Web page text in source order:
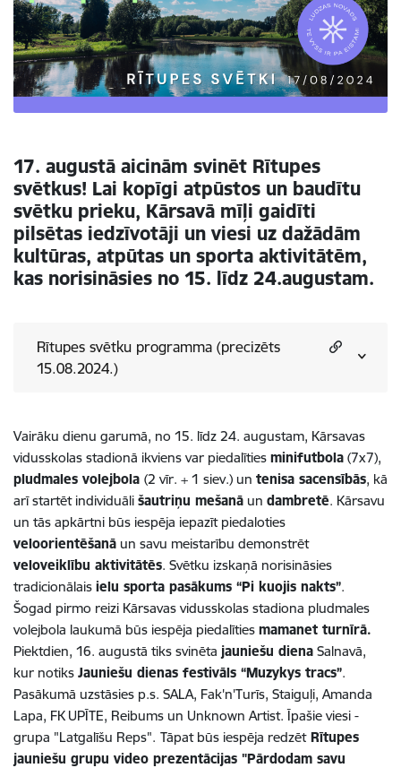
17. augustā aicinām svinēt Rītupes
svētkus! Lai kopīgi atpūstos un baudītu
svētku prieku, Kārsavā mīļi gaidīti
pilsētas iedzīvotāji un viesi uz dažādām
kultūras, atpūtas un sporta aktivitātēm,
kas norisināsies no 15. līdz 24.augustam.
Rītupes svētku programma (precizēts
15.08.2024.)
Vairāku dienu garumā, no 15. līdz 24. augustam, Kārsavas
vidusskolas stadionā ikviens var piedalīties minifutbola (7x7),
pludmales volejbola (2 vīr. + 1 siev.) un tenisa sacensībās, kā
arī startēt individuāli šautriņu mešanā un dambretē. Kārsavu
un tās apkārtni būs iespēja iepazīt piedaloties
veloorientēšanā un savu meistarību demonstrēt
veloveiklību aktivitātēs. Svētku izskaņā norisināsies
tradicionālais ielu sporta pasākums “Pi kuojis nakts”.
Šogad pirmo reizi Kārsavas vidusskolas stadiona pludmales
volejbola laukumā būs iespēja piedalīties mamanet turnīrā.
Piektdien, 16. augustā tiks svinēta jauniešu diena Salnavā,
kur notiks Jauniešu dienas festivāls “Muzykys tracs”.
Pasākumā uzstāsies p.s. SALA, Fak'n'Turīs, Staiguļi, Amanda
Lapa, FK UPĪTE, Reibums un Unknown Artist. Īpašie viesi -
grupa "Latgalīšu Reps". Tāpat būs iespēja redzētRītupes
jauniešu grupu video prezentācijas "Pārdodam savu